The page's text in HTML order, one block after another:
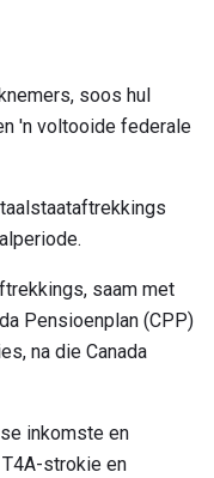
soos hul
'n voltooide federale
saam met
Pensioenplan (CPP)
na die Canada
inkomste en
strokie en